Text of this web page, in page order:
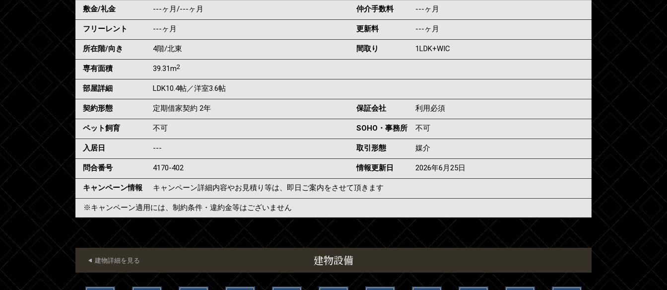
敷金/礼金 ---ヶ月/---ヶ月 仲介手数料 ---ヶ月
フリーレント ---ヶ月 更新料 ---ヶ月
所在階/向き 4階/北東 間取り 1LDK+WIC
専有面積 39.31m2
部屋詳細 LDK10.4帖／洋室3.6帖
契約形態 定期借家契約 2年 保証会社 利用必須
ペット飼育 不可 SOHO・事務所 不可
入居日 --- 取引形態 媒介
問合番号 4170-402 情報更新日 2026年6月25日
キャンペーン情報 キャンペーン詳細内容やお見積り等は、即日ご案内をさせて頂きます
※キャンペーン適用には、制約条件・違約金等はございません
建物設備
建物詳細を見る